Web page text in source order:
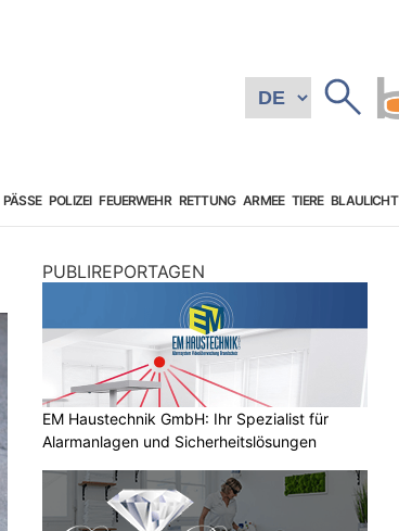
PÄSSE POLIZEI FEUERWEHR RETTUNG ARMEE TIERE BLAULICHT
PUBLIREPORTAGEN
EM Haustechnik GmbH: Ihr Spezialist für
Alarmanlagen und Sicherheitslösungen